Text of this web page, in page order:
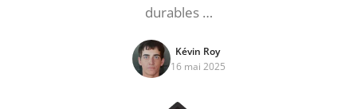
durables …
Kévin Roy
16 mai 2025